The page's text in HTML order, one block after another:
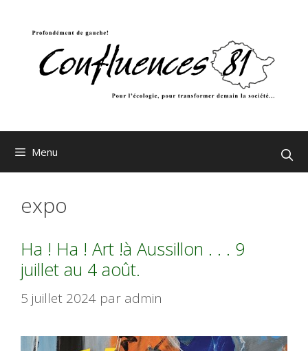
Menu
expo
Ha ! Ha ! Art !à Aussillon . . . 9
juillet au 4 août.
5 juillet 2024 par admin